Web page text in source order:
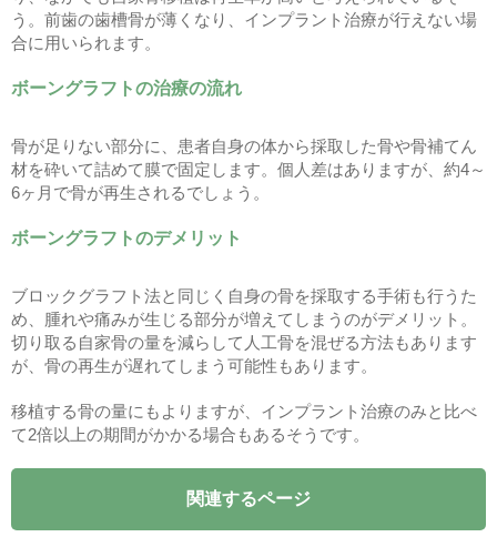
う。前歯の歯槽骨が薄くなり、インプラント治療が行えない場
合に用いられます。
ボーングラフトの治療の流れ
骨が足りない部分に、患者自身の体から採取した骨や骨補てん
材を砕いて詰めて膜で固定します。個人差はありますが、約4～
6ヶ月で骨が再生されるでしょう。
ボーングラフトのデメリット
ブロックグラフト法と同じく自身の骨を採取する手術も行うた
め、腫れや痛みが生じる部分が増えてしまうのがデメリット。
切り取る自家骨の量を減らして人工骨を混ぜる方法もあります
が、骨の再生が遅れてしまう可能性もあります。
移植する骨の量にもよりますが、インプラント治療のみと比べ
て2倍以上の期間がかかる場合もあるそうです。
関連するページ